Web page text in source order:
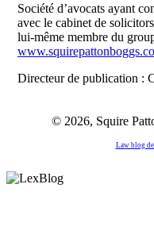
Société d’avocats ayant
avec le cabinet de
lui-même membre du
Directeur de publication :
© 2026, Squire
Law blog